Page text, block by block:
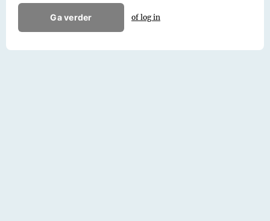
Ga verder of log in